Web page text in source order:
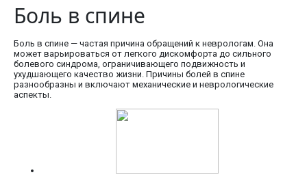
Боль в спине
Боль в спине — частая причина обращений к неврологам. Она
может варьироваться от легкого дискомфорта до сильного
болевого синдрома, ограничивающего подвижность и
ухудшающего качество жизни. Причины болей в спине
разнообразны и включают механические и неврологические
аспекты.